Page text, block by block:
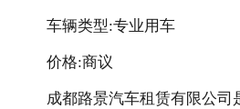
车辆类型:专业用车
价格:商议
成都路景汽车租赁有限公司